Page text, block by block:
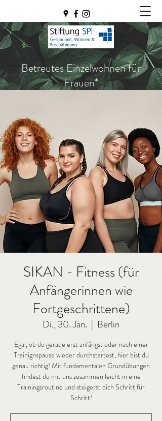
Betreutes Einzelwohnen für
Frauen*
SIKAN - Fitness (für
Anfängerinnen wie
Fortgeschrittene)
Di., 30. Jan.
  |
Berlin
Egal, ob du gerade erst anfängst oder nach einer
Trainignspause wieder durchstartest, hier bist du
genau richtig! Mit fundamentalen Grundübungen
findest du mit uns zusammen leicht in eine
Trainingsroutine und steigerst dich Schritt für
Schritt!